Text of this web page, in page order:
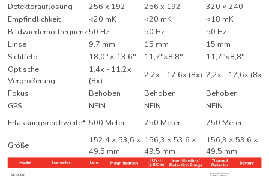
Detektorauflösung
256 x 192 256 x 192
320 × 240
Empfindlichkeit
<20 mK <20 mK
<18 mK
Bildwiederholfrequenz50 Hz 50 Hz
50 Hz
Linse
9,7 mm 15 mm
15 mm
Sichtfeld
18,0° × 13,6° 11,7°×8,8°
11,7°×8,8°
Optische
Vergrößerung
1,4x - 11,2x
(8x)
2,2x - 17,6x (8x) 2,2x - 17,6x (8x)
Fokus
Behoben Behoben
Behoben
GPS
NEIN NEIN
NEIN
Erfassungsreichweite* 500 Meter 750 Meter 750 Meter
Größe
152,4 × 53,6 ×
49,5 mm
156,3 × 53,6 ×
49,5 mm
156,3 × 53,6 ×
49,5 mm